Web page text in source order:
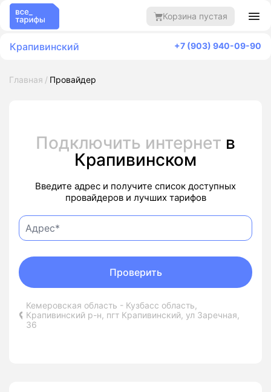
Корзина пустая
Крапивинский +7 (903) 940-09-90
Главная Провайдер
Подключить интернет в
Крапивинском
Введите адрес и получите список доступных
провайдеров и лучших тарифов
Кемеровская область - Кузбасс область,
Крапивинский р-н, пгт Крапивинский, ул Заречная,
36
Проверить